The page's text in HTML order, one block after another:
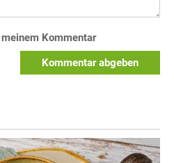
Kommentar
Kommentar abgeben